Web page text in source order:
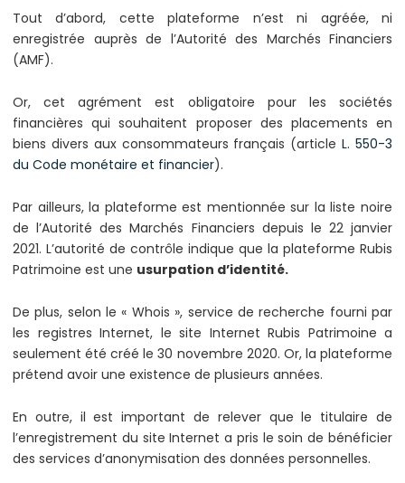
Tout d’abord, cette plateforme n’est ni agréée, ni
enregistrée auprès de l’Autorité des Marchés Financiers
(AMF).
Or, cet agrément est obligatoire pour les sociétés
financières qui souhaitent proposer des placements en
biens divers aux consommateurs français (articleL. 550-3
du Code monétaire et financier).
Par ailleurs, la plateforme est mentionnée sur la liste noire
de l’Autorité des Marchés Financiers depuis le 22 janvier
2021. L’autorité de contrôle indique que la plateforme Rubis
Patrimoine est une usurpation d’identité.
De plus, selon le « Whois », service de recherche fourni par
les registres Internet, le site Internet Rubis Patrimoine a
seulement été créé le 30 novembre 2020. Or, la plateforme
prétend avoir une existence de plusieurs années.
En outre, il est important de relever que le titulaire de
l’enregistrement du site Internet a pris le soin de bénéficier
des services d’anonymisation des données personnelles.